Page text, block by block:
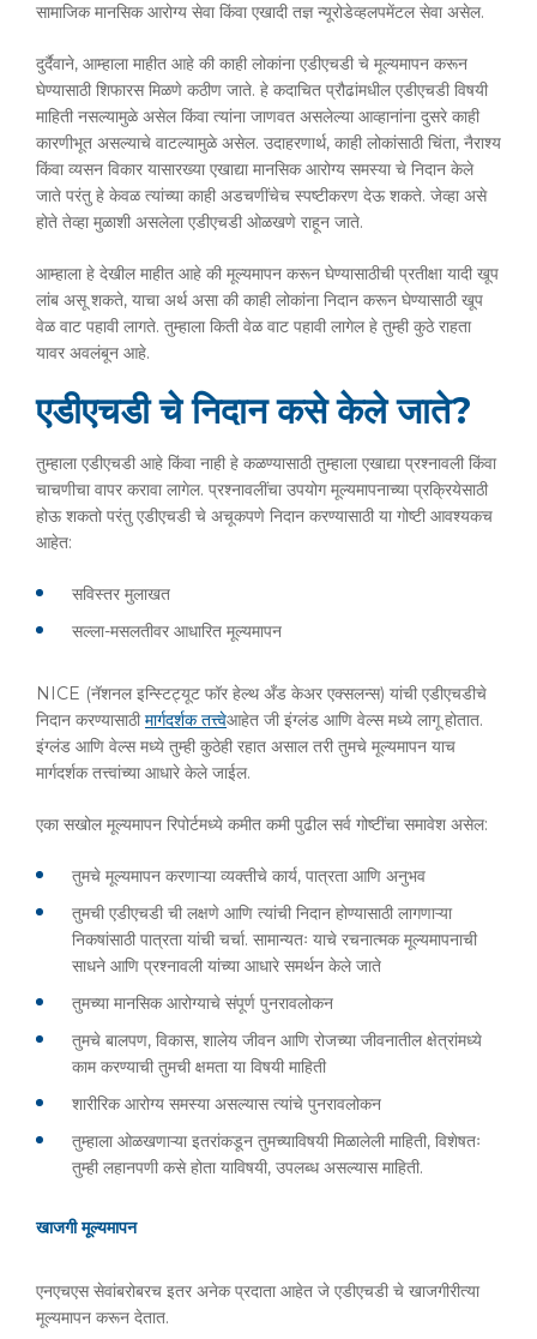
सामाजिक मानसिक आरोग्य सेवा किंवा एखादी तज्ञ न्यूरोडेव्हलपमेंटल सेवा असेल.
दुर्दैवाने, आम्हाला माहीत आहे की काही लोकांना एडीएचडी चे मूल्यमापन करून
घेण्यासाठी शिफारस मिळणे कठीण जाते. हे कदाचित प्रौढांमधील एडीएचडी विषयी
माहिती नसल्यामुळे असेल किंवा त्यांना जाणवत असलेल्या आव्हानांना दुसरे काही
कारणीभूत असल्याचे वाटल्यामुळे असेल. उदाहरणार्थ, काही लोकांसाठी चिंता, नैराश्य
किंवा व्यसन विकार यासारख्या एखाद्या मानसिक आरोग्य समस्या चे निदान केले
जाते परंतु हे केवळ त्यांच्या काही अडचणींचेच स्पष्टीकरण देऊ शकते. जेव्हा असे
होते तेव्हा मुळाशी असलेला एडीएचडी ओळखणे राहून जाते.
आम्हाला हे देखील माहीत आहे की मूल्यमापन करून घेण्यासाठीची प्रतीक्षा यादी खूप
लांब असू शकते, याचा अर्थ असा की काही लोकांना निदान करून घेण्यासाठी खूप
वेळ वाट पहावी लागते. तुम्हाला किती वेळ वाट पहावी लागेल हे तुम्ही कुठे राहता
यावर अवलंबून आहे.
एडीएचडी चे निदान कसे केले जाते?
तुम्हाला एडीएचडी आहे किंवा नाही हे कळण्यासाठी तुम्हाला एखाद्या प्रश्नावली किंवा
चाचणीचा वापर करावा लागेल. प्रश्नावलींचा उपयोग मूल्यमापनाच्या प्रक्रियेसाठी
होऊ शकतो परंतु एडीएचडी चे अचूकपणे निदान करण्यासाठी या गोष्टी आवश्यकच
आहेत:
सविस्तर मुलाखत
सल्ला-मसलतीवर आधारित मूल्यमापन
NICE (नॅशनल इन्स्टिट्यूट फॉर हेल्थ अँड केअर एक्सलन्स) यांची एडीएचडीचे
निदान करण्यासाठीमार्गदर्शक तत्त्वेआहेत जी इंग्लंड आणि वेल्स मध्ये लागू होतात.
इंग्लंड आणि वेल्स मध्ये तुम्ही कुठेही रहात असाल तरी तुमचे मूल्यमापन याच
मार्गदर्शक तत्त्वांच्या आधारे केले जाईल.
एका सखोल मूल्यमापन रिपोर्टमध्ये कमीत कमी पुढील सर्व गोष्टींचा समावेश असेल:
तुमचे मूल्यमापन करणाऱ्या व्यक्तीचे कार्य, पात्रता आणि अनुभव
तुमची एडीएचडी ची लक्षणे आणि त्यांची निदान होण्यासाठी लागणाऱ्या
निकषांसाठी पात्रता यांची चर्चा. सामान्यतः याचे रचनात्मक मूल्यमापनाची
साधने आणि प्रश्नावली यांच्या आधारे समर्थन केले जाते
तुमच्या मानसिक आरोग्याचे संपूर्ण पुनरावलोकन
तुमचे बालपण, विकास, शालेय जीवन आणि रोजच्या जीवनातील क्षेत्रांमध्ये
काम करण्याची तुमची क्षमता या विषयी माहिती
शारीरिक आरोग्य समस्या असल्यास त्यांचे पुनरावलोकन
तुम्हाला ओळखणाऱ्या इतरांकडून तुमच्याविषयी मिळालेली माहिती, विशेषतः
तुम्ही लहानपणी कसे होता याविषयी, उपलब्ध असल्यास माहिती.
खाजगी मूल्यमापन
एनएचएस सेवांबरोबरच इतर अनेक प्रदाता आहेत जे एडीएचडी चे खाजगीरीत्या
मूल्यमापन करून देतात.